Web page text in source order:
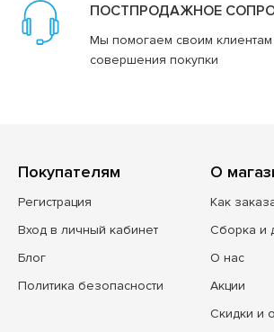
ПОСТПРОДАЖНОЕ
Мы помогаем своим
совершения покупки
Покупателям
Регистрация
Вход в личный кабинет
Блог
Политика безопасности
О
Как
Сборка и
О нас
Акции
Скидки и